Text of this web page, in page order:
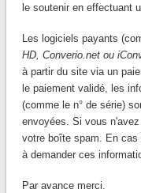
le soutenir en effectuant
Les logiciels payants
HD, Converio.net ou
à partir du site via un
le paiement validé, les
(comme le n° de série)
envoyées. Si vous
votre boîte spam. En
à demander ces
Par avance merci.